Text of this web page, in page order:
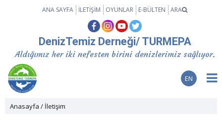
EN
ANA SAYFA İLETİŞİM OYUNLAR E-BÜLTEN ARA
DenizTemiz Derneği/ TURMEPA
Aldığımız her iki nefesten birini denizlerimiz sağlıyor.
Anasayfa İletişim